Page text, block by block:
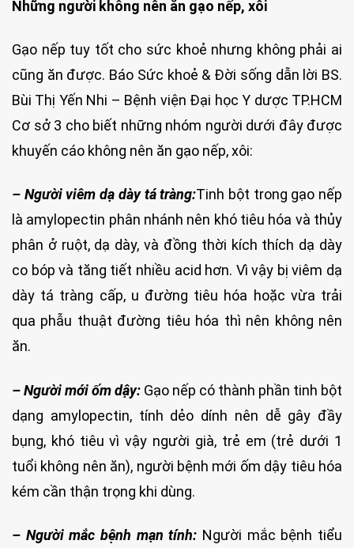
Những người không nên ăn gạo nếp, xôi
Gạo nếp tuy tốt cho sức khoẻ nhưng không phải ai
cũng ăn được. Báo Sức khoẻ & Đời sống dẫn lời BS.
Bùi Thị Yến Nhi – Bệnh viện Đại học Y dược TP.HCM
Cơ sở 3 cho biết những nhóm người dưới đây được
khuyến cáo không nên ăn gạo nếp, xôi:
– Người viêm dạ dày tá tràng:Tinh bột trong gạo nếp
là amylopectin phân nhánh nên khó tiêu hóa và thủy
phân ở ruột, dạ dày, và đồng thời kích thích dạ dày
co bóp và tăng tiết nhiều acid hơn. Vì vậy bị viêm dạ
dày tá tràng cấp, u đường tiêu hóa hoặc vừa trải
qua phẫu thuật đường tiêu hóa thì nên không nên
ăn.
– Người mới ốm dậy: Gạo nếp có thành phần tinh bột
dạng amylopectin, tính dẻo dính nên dễ gây đầy
bụng, khó tiêu vì vậy người già, trẻ em (trẻ dưới 1
tuổi không nên ăn), người bệnh mới ốm dậy tiêu hóa
kém cần thận trọng khi dùng.
– Người mắc bệnh mạn tính: Người mắc bệnh tiểu